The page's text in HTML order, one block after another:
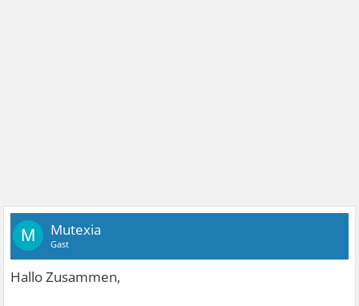
M Mutexia
Gast
Hallo Zusammen,